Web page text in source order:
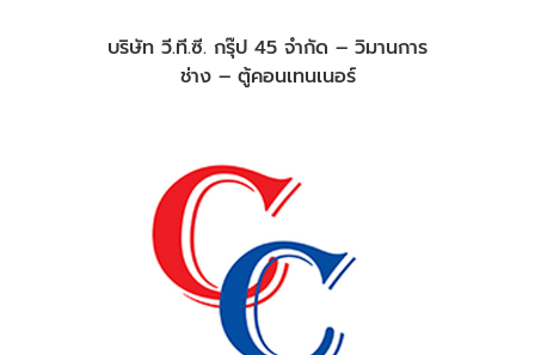
บริษัท วี.ที.ซี. กรุ๊ป 45 จำกัด – วิมานการ
ช่าง – ตู้คอนเทนเนอร์